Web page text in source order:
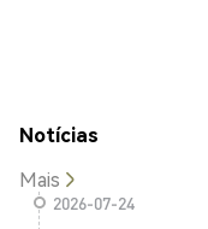
Notícias
Mais
2026-07-24